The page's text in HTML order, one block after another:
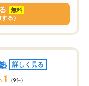
無料
る）
詳しく見る
（9件）